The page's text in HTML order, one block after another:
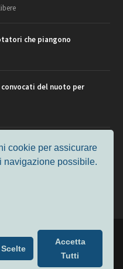
che piangono
del nuoto per
fra veterani e giovani, chi
| Alimentato da
in Cifre
Policy
cookie per assicurare
navigazione possibile.
Accetta
Tutti